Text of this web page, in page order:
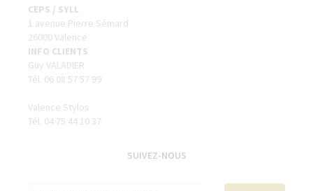
CEPS / SYLL
1 avenue Pierre Sémard
26000 Valence
INFO CLIENTS
Guy VALADIER
Tél. 06 08 57 57 99
Valence Stylos
Tél. 04 75 44 10 37
SUIVEZ-NOUS